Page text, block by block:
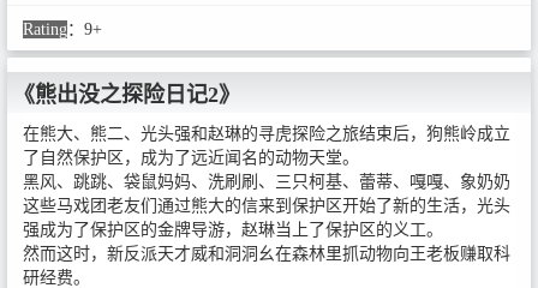
Rating： 9+
《熊出没之探险日记2》
在熊大、熊二、光头强和赵琳的寻虎探险之旅结束后，狗熊岭成立
了自然保护区，成为了远近闻名的动物天堂。
黑风、跳跳、袋鼠妈妈、洗刷刷、三只柯基、蕾蒂、嘎嘎、象奶奶
这些马戏团老友们通过熊大的信来到保护区开始了新的生活，光头
强成为了保护区的金牌导游，赵琳当上了保护区的义工。
然而这时，新反派天才威和洞洞幺在森林里抓动物向王老板赚取科
研经费。